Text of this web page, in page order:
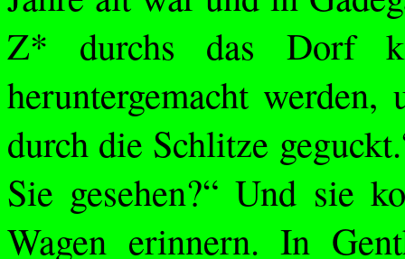
Z* durchs das Dorf
heruntergemacht
durch die Schlitze
Sie gesehen?“ Und sie
Wagen erinnern. In